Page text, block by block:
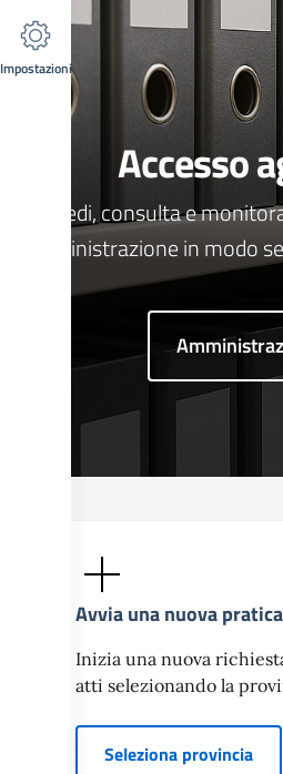
Impostazioni
Accesso
Richiedi, consulta e
Amministrazione in modo
Avvia una nuova pratica
Inizia una nuova
atti selezionando la
Seleziona provincia